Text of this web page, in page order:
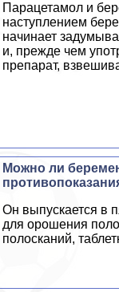
Парацетамол и
наступлением
начинает
и, прежде чем
препарат,
Можно ли
Он выпускается в
для орошения
полосканий,